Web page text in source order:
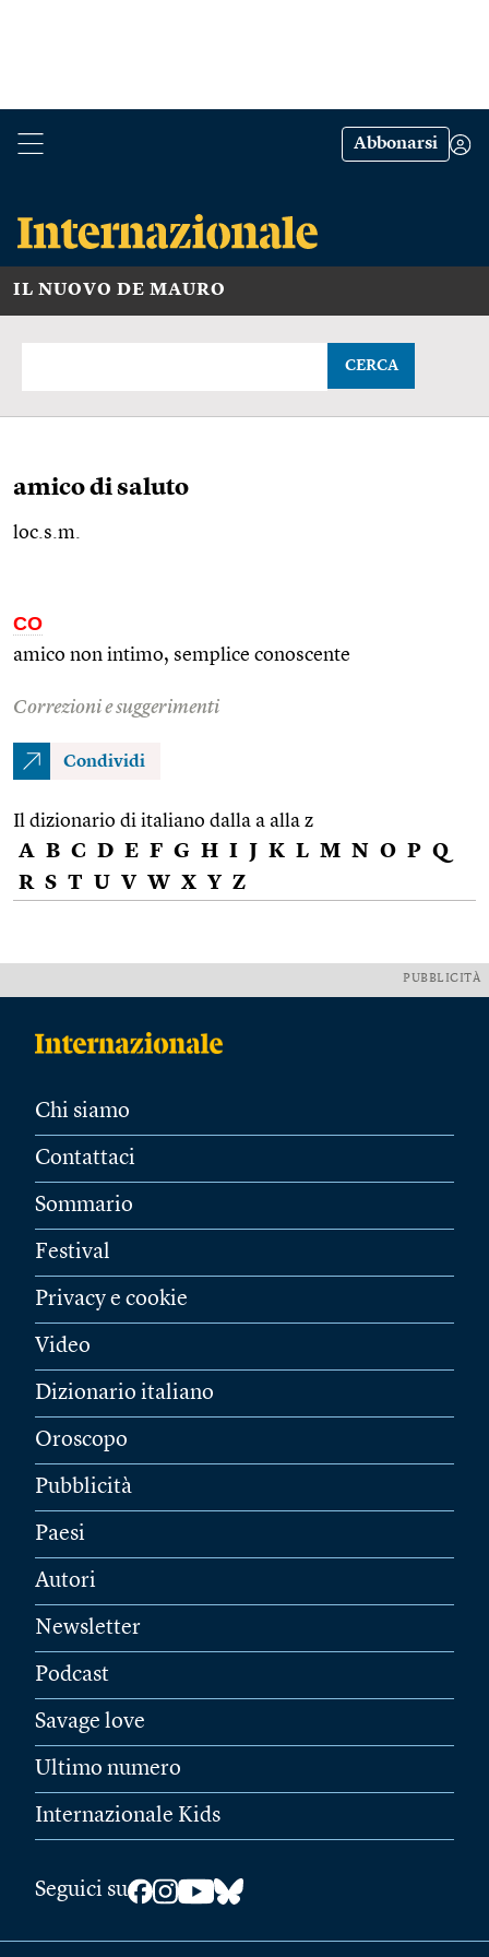
Abbonarsi
IL NUOVO DE MAURO
CERCA
amico di saluto
loc.s.m.
CO
amico non intimo, semplice conoscente
Correzioni e suggerimenti
Condividi
Il dizionario di italiano dalla a alla z
A B C D E F G H I J K L M N O P Q
R S T U V W X Y Z
PUBBLICITÀ
Chi siamo
Contattaci
Sommario
Festival
Privacy e cookie
Video
Dizionario italiano
Oroscopo
Pubblicità
Paesi
Autori
Newsletter
Podcast
Savage love
Ultimo numero
Internazionale Kids
Seguici su